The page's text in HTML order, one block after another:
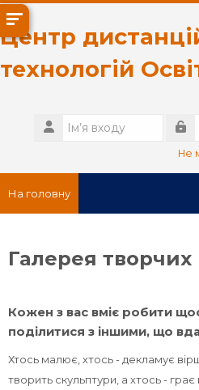
Перейти до головного вмісту
Центр
технологій
Ім’я
входу
Не
На головну
Українська ‎(uk)‎
курсів
Галерея творчих
Кожен з вас вміє робити
поділитися з іншими, що
Хтось малює, хтось - декламує
творить скульптури, а хтось -